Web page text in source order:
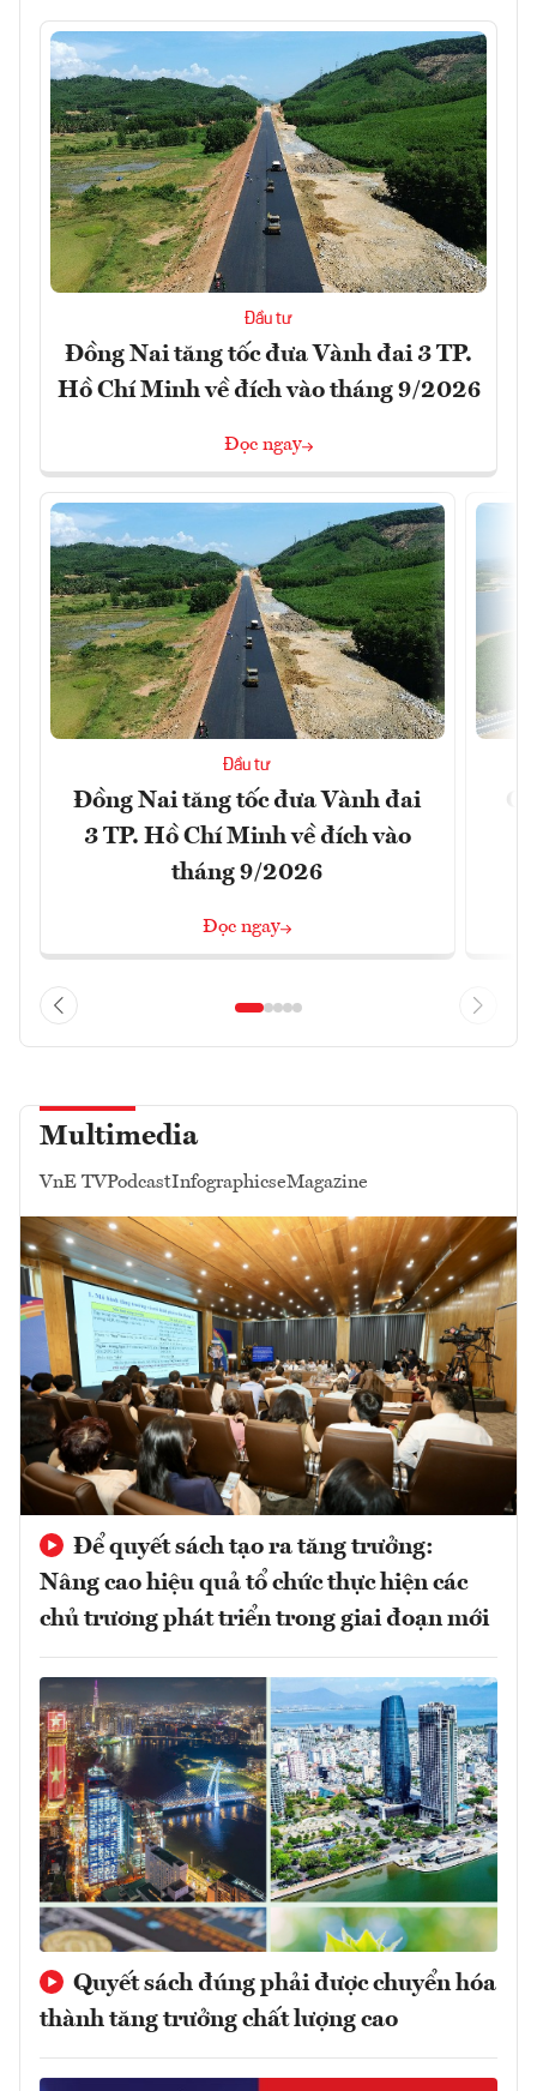
Đầu tư
Đồng Nai tăng tốc đưa Vành đai 3 TP.
Hồ Chí Minh về đích vào tháng 9/2026
Đọc ngay
Đầu tư
Đồng Nai tăng tốc đưa Vành đai
3 TP. Hồ Chí Minh về đích vào
tháng 9/2026
Đọc ngay
Multimedia
VnE TVPodcastInfographicseMagazine
Để quyết sách tạo ra tăng trưởng:
Nâng cao hiệu quả tổ chức thực hiện các
chủ trương phát triển trong giai đoạn mới
Quyết sách đúng phải được chuyển hóa
thành tăng trưởng chất lượng cao